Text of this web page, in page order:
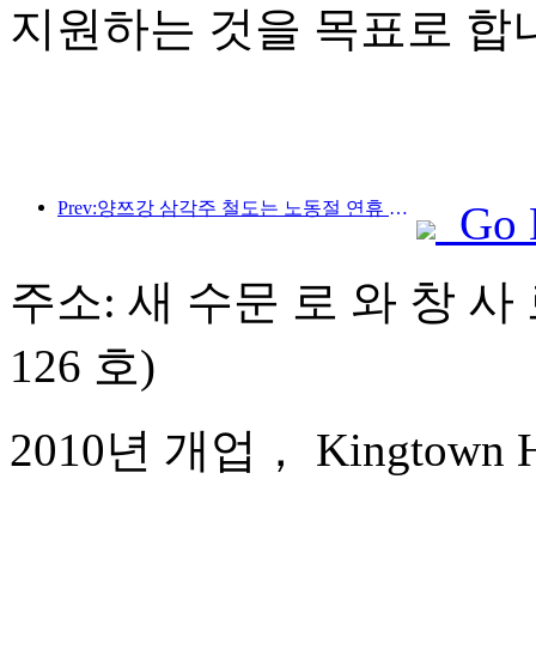
지원하는 것을 목표로 합
Prev:양쯔강 삼각주 철도는 노동절 연휴 기간 동안 2,138만 명이 넘는 승객을 수송했습니다.
Go
주소: 새 수문 로 와 창
126 호)
2010년 개업， Kingtown